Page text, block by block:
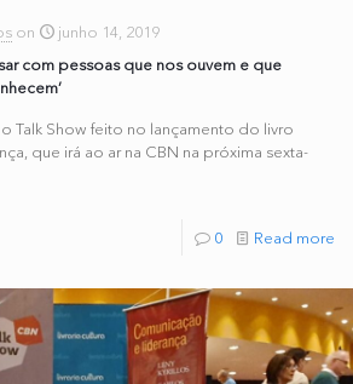
on
junho 14, 2019
com pessoas que nos ouvem e que
Talk Show feito no lançamento do livro
que irá ao ar na CBN na próxima sexta-
0 Read more